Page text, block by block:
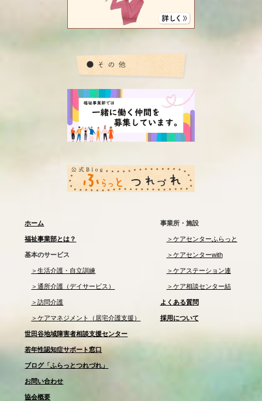
ホーム
福祉事業部とは？
基本のサービス
＞生活介護・自立訓練
＞通所介護（デイサービス）
＞訪問介護
＞ケアマネジメント（居宅介護支援）
事業所・施設
＞ケアセンターふらっと
＞ケアセンターwith
＞ケアステーション連
＞ケア相談センター結
よくある質問
採用について
世田谷地域障害者相談支援センター
若年性認知症サポート窓口
ブログ「ふらっとつれづれ」
お問い合わせ
協会概要